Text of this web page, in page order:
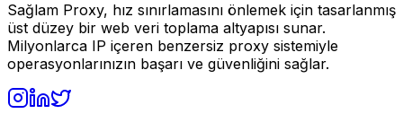
Sağlam Proxy, hız sınırlamasını önlemek için tasarlanmış
üst düzey bir web veri toplama altyapısı sunar.
Milyonlarca IP içeren benzersiz proxy sistemiyle
operasyonlarınızın başarı ve güvenliğini sağlar.